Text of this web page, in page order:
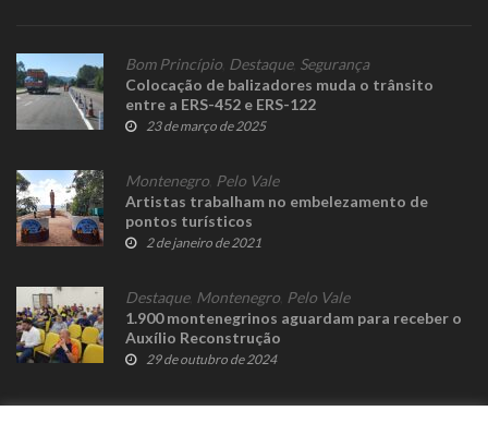
Bom Princípio Destaque, Segurança
Colocação de balizadores muda o trânsito
entre a ERS-452 e ERS-122
23 de março de 2025
Montenegro Pelo Vale
Artistas trabalham no embelezamento de
pontos turísticos
2 de janeiro de 2021
Destaque, Montenegro Pelo Vale
1.900 montenegrinos aguardam para receber o
Auxílio Reconstrução
29 de outubro de 2024